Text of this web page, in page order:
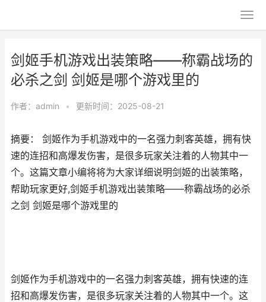
剑姬手机游戏出装策略——称霸战场的
必杀之剑 剑姬是哪个游戏里的
作者： admin • 更新时间：2025-08-21
摘要： 剑姬作为手机游戏中的一名强力刺客英雄，拥有快
速的连招和高爆发伤害，是很多玩家关注着的人物其中一
个。这篇文章小编将将为大家详细说明剑姬的出装策略，
帮助玩家更好,剑姬手机游戏出装策略——称霸战场的必杀
之剑 剑姬是哪个游戏里的
剑姬作为手机游戏中的一名强力刺客英雄，拥有快速的连
招和高爆发伤害，是很多玩家关注着的人物其中一个。这